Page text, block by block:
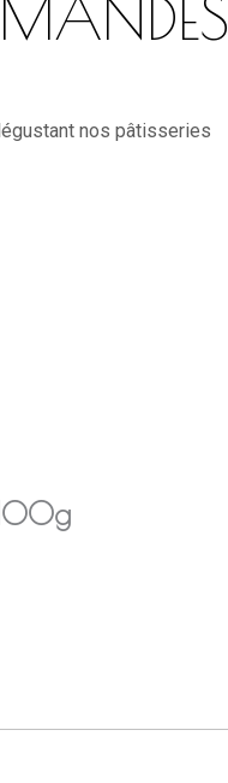
nos pâtisseries